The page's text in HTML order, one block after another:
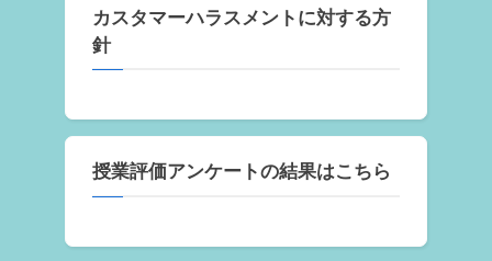
カスタマーハラスメントに対する方
針
授業評価アンケートの結果はこちら